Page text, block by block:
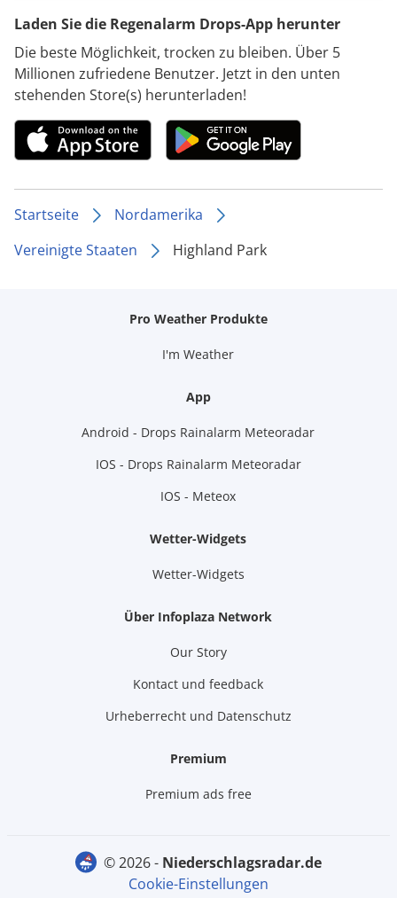
Laden Sie die Regenalarm Drops-App herunter
Die beste Möglichkeit, trocken zu bleiben. Über 5
Millionen zufriedene Benutzer. Jetzt in den unten
stehenden Store(s) herunterladen!
Startseite
Nordamerika
Vereinigte Staaten
Highland Park
Pro Weather Produkte
I'm Weather
App
Android - Drops Rainalarm Meteoradar
IOS - Drops Rainalarm Meteoradar
IOS - Meteox
Wetter-Widgets
Wetter-Widgets
Über Infoplaza Network
Our Story
Kontact und feedback
Urheberrecht und Datenschutz
Premium
Premium ads free
© 2026 -
niederschlagsradar.de
Cookie-Einstellungen